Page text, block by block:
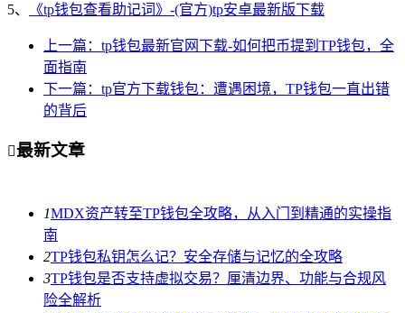
5、 《tp钱包查看助记词》-(官方)tp安卓最新版下载
上一篇：tp钱包最新官网下载-如何把币提到TP钱包，全
面指南
下一篇：tp官方下载钱包：遭遇困境，TP钱包一直出错
的背后
最新文章
1MDX资产转至TP钱包全攻略，从入门到精通的实操指
南
2TP钱包私钥怎么记？安全存储与记忆的全攻略
3TP钱包是否支持虚拟交易？厘清边界、功能与合规风
险全解析